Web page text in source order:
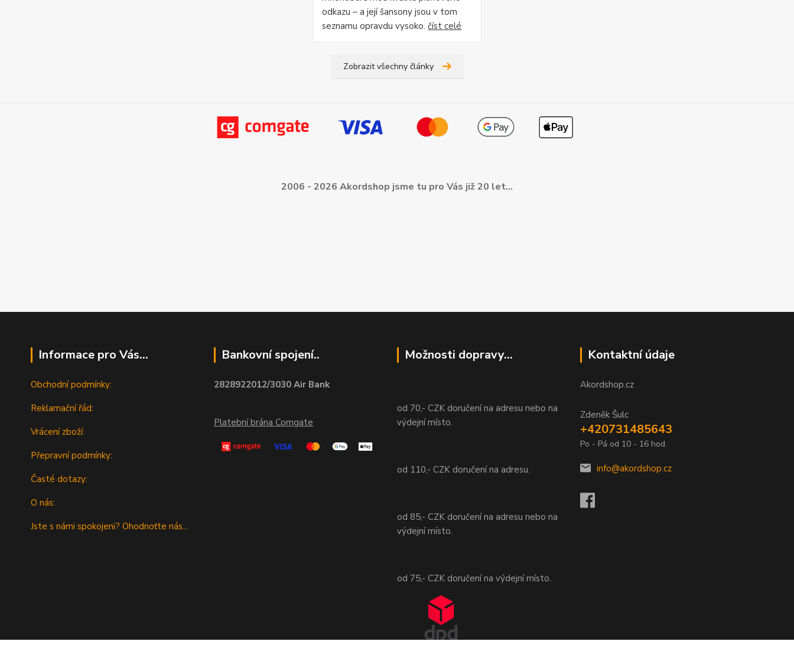
odkazu – a její šansony jsou v tom
seznamu opravdu vysoko.číst celé
Zobrazit všechny články
2006 - 2026 Akordshop jsme tu pro Vás již 20 let...
Informace pro Vás...
Obchodní podmínky:
Reklamační řád:
Vrácení zboží:
Přepravní podmínky:
Časté dotazy:
O nás:
Jste s námi spokojeni? Ohodnoťte nás...
Bankovní spojení..
2828922012/3030 Air Bank
Platební brána Comgate
Možnosti dopravy...
od 70,- CZK doručení na adresu nebo na
výdejní místo.
od 110,- CZK doručení na adresu.
od 85,- CZK doručení na adresu nebo na
výdejní místo.
od 75,- CZK doručení na výdejní místo.
Kontaktní údaje
Akordshop.cz
Zdeněk Šulc
+420731485643
Po - Pá od 10 - 16 hod.
info@akordshop.cz